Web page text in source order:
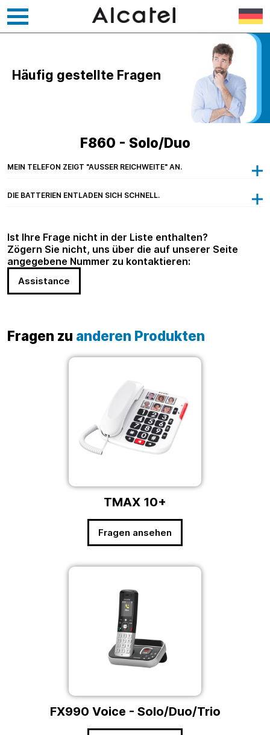
Häufig gestellte Fragen
F860 - Solo/Duo
MEIN TELEFON ZEIGT "AUSSER REICHWEITE" AN.
DIE BATTERIEN ENTLADEN SICH SCHNELL.
Ist Ihre Frage nicht in der Liste enthalten?
Zögern Sie nicht, uns über die auf unserer Seite
angegebene Nummer zu kontaktieren:
Assistance
Fragen zu anderen Produkten
TMAX 10+
Fragen ansehen
FX990 Voice - Solo/Duo/Trio